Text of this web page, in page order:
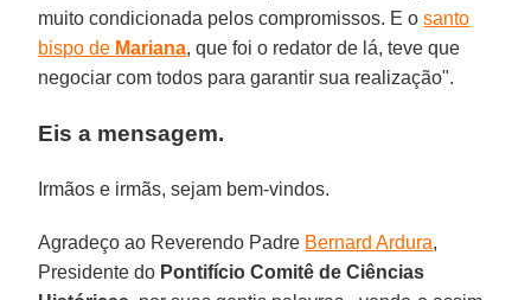
muito condicionada pelos compromissos. E osanto
bispo de Mariana, que foi o redator de lá, teve que
negociar com todos para garantir sua realização".
Eis a mensagem.
Irmãos e irmãs, sejam bem-vindos.
Agradeço ao Reverendo Padre Bernard Ardura,
Presidente do Pontifício Comitê de Ciências